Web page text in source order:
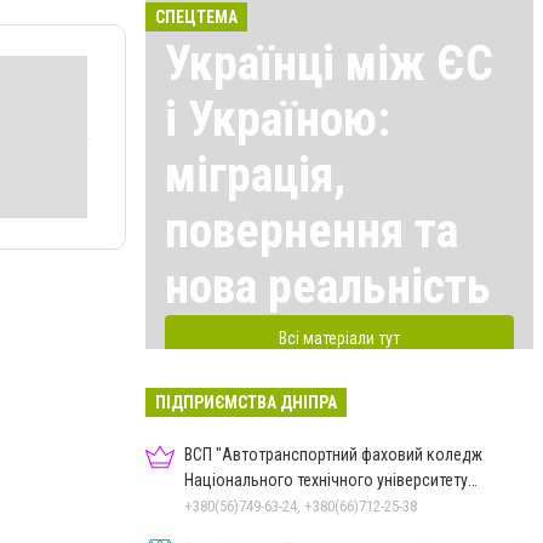
СПЕЦТЕМА
Українці між ЄС
і Україною:
міграція,
повернення та
нова реальність
Всі матеріали тут
ПІДПРИЄМСТВА ДНІПРА
ВСП "Автотранспортний фаховий коледж
Національного технічного університету
"Дніпровська політехніка"
+380(56)749-63-24, +380(66)712-25-38